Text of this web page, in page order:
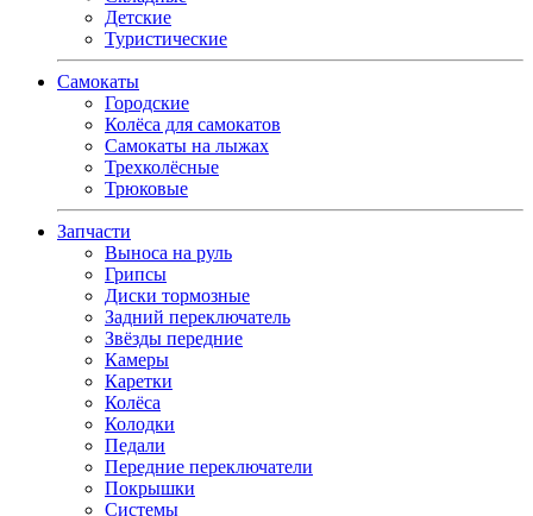
Детские
Туристические
Самокаты
Городские
Колёса для самокатов
Самокаты на лыжах
Трехколёсные
Трюковые
Запчасти
Выноса на руль
Грипсы
Диски тормозные
Задний переключатель
Звёзды передние
Камеры
Каретки
Колёса
Колодки
Педали
Передние переключатели
Покрышки
Системы